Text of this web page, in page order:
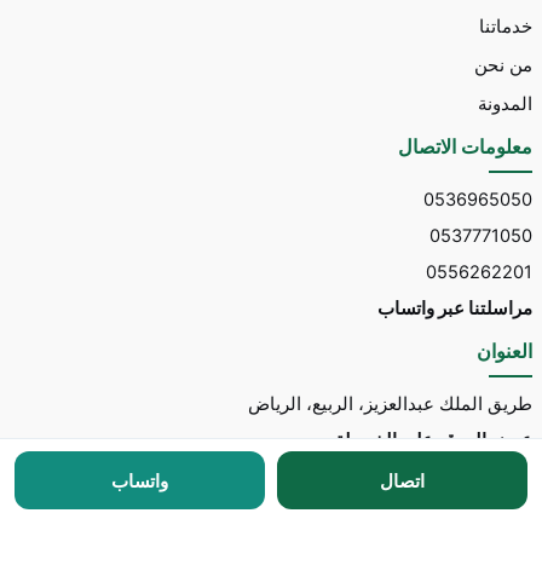
خدماتنا
من نحن
المدونة
معلومات الاتصال
0536965050
0537771050
0556262201
مراسلتنا عبر واتساب
العنوان
طريق الملك عبدالعزيز، الربيع، الرياض
عرض الموقع على الخريطة
مكتب توسط للاستقدام
اتصال واتساب